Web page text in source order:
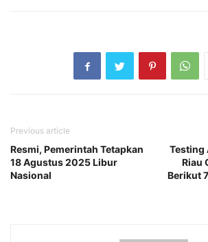
Previous article
Resmi, Pemerintah Tetapkan
18 Agustus 2025 Libur
Nasional
Testing
Riau
Berikut